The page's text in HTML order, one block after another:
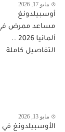
مايو 17, 2026
ممرض في
ألمانيا 2026 ..
كاملة
مايو 13, 2026
في